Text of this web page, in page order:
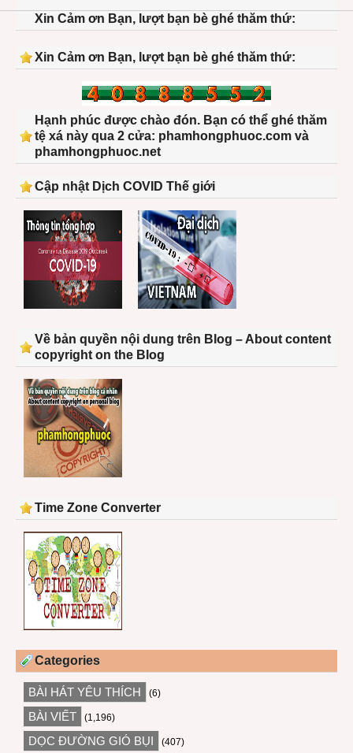
Xin Cảm ơn Bạn, lượt bạn bè ghé thăm thứ:
Xin Cảm ơn Bạn, lượt bạn bè ghé thăm thứ:
Hạnh phúc được chào đón. Bạn có thể ghé thăm
tệ xá này qua 2 cửa: phamhongphuoc.com và
phamhongphuoc.net
Cập nhật Dịch COVID Thế giới
Về bản quyền nội dung trên Blog – About content
copyright on the Blog
Time Zone Converter
Categories
BÀI HÁT YÊU THÍCH (6)
BÀI VIẾT (1,196)
DỌC ĐƯỜNG GIÓ BỤI (407)